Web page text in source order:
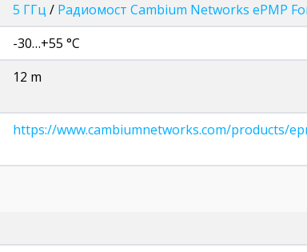
5 ГГц / Радиомост Cambium Networks ePMP
-30…+55 °C
12 m
https://www.cambiumnetworks.com/products/